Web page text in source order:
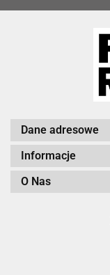
Dane adresowe
Informacje
O Nas